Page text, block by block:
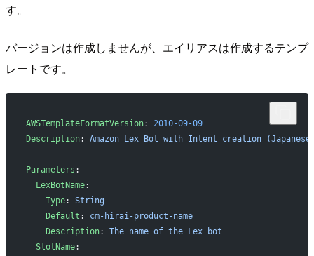
す。
バージョンは作成しませんが、エイリアスは作成するテンプ
レートです。
AWSTemplateFormatVersion: 2010-09-09
Description: Amazon Lex Bot with Intent creation
Parameters :
  LexBotName
:
    Type
: String
    Default
: cm-hirai-product-name
    Description
: The name of the Lex bot
  SlotName
: